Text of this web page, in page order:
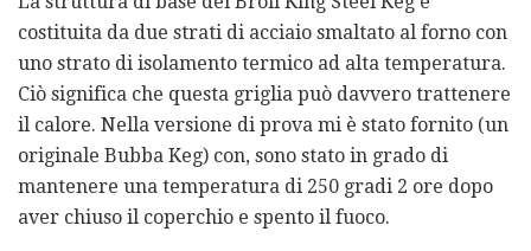
costituita da due strati di acciaio smaltato al forno con
uno strato di isolamento termico ad alta temperatura.
Ciò significa che questa griglia può davvero trattenere
il calore. Nella versione di prova mi è stato fornito (un
originale Bubba Keg) con, sono stato in grado di
mantenere una temperatura di 250 gradi 2 ore dopo
aver chiuso il coperchio e spento il fuoco.